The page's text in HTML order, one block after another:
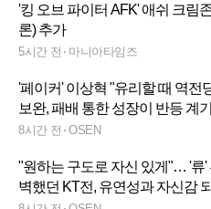
'킹 오브 파이터 AFK' 애쉬 크림
론) 추가
5시간 전 마니아타임즈
'페이커' 이상혁 "유리할 때 역전
보완, 패배 통한 성장이 반등 계
8시간 전 OSEN
"원하는 구도로 자신 있게"… '류'
벽했던 KT전, 유연성과 자신감